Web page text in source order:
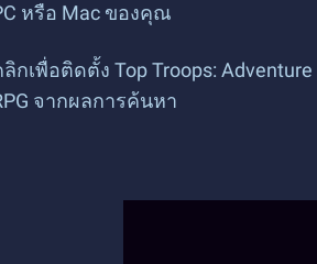
หรือ Mac ของคุณ
กเพื่อติดตั้ง Top Troops: Adventure
จากผลการค้นหา